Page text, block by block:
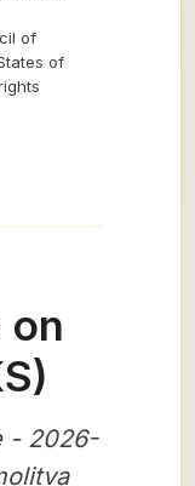
of
of
on
- 2026-